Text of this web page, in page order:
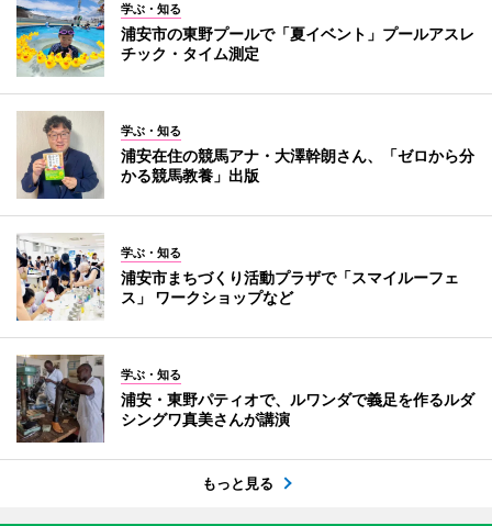
学ぶ・知る
浦安市の東野プールで「夏イベント」プールアスレ
チック・タイム測定
学ぶ・知る
浦安在住の競馬アナ・大澤幹朗さん、「ゼロから分
かる競馬教養」出版
学ぶ・知る
浦安市まちづくり活動プラザで「スマイルーフェ
ス」 ワークショップなど
学ぶ・知る
浦安・東野パティオで、ルワンダで義足を作るルダ
シングワ真美さんが講演
もっと見る